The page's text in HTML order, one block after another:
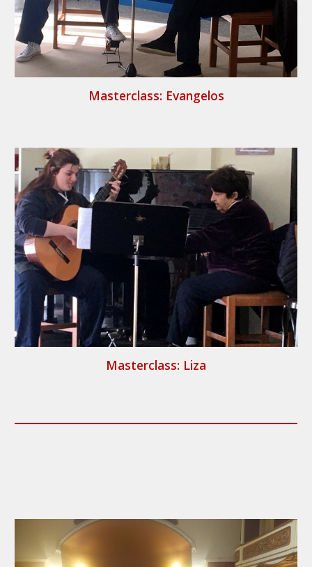
Masterclass: Evangelos
Masterclass: Liza